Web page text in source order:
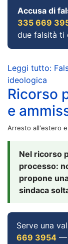
Accusa di
335 669
due falsità ti
Leggi tutto:
ideologica
Ricorso
e
Arresto all'estero
Nel ricorso
processo:
propone
sindaca
Serve una
669 3954 —